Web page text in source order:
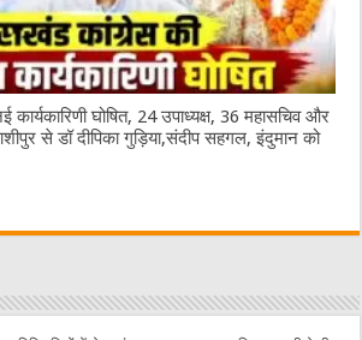
घोषित, 24 उपाध्यक्ष, 36 महासचिव और
से डॉ दीपिका गुड़िया,संदीप सहगल, इंदुमान को